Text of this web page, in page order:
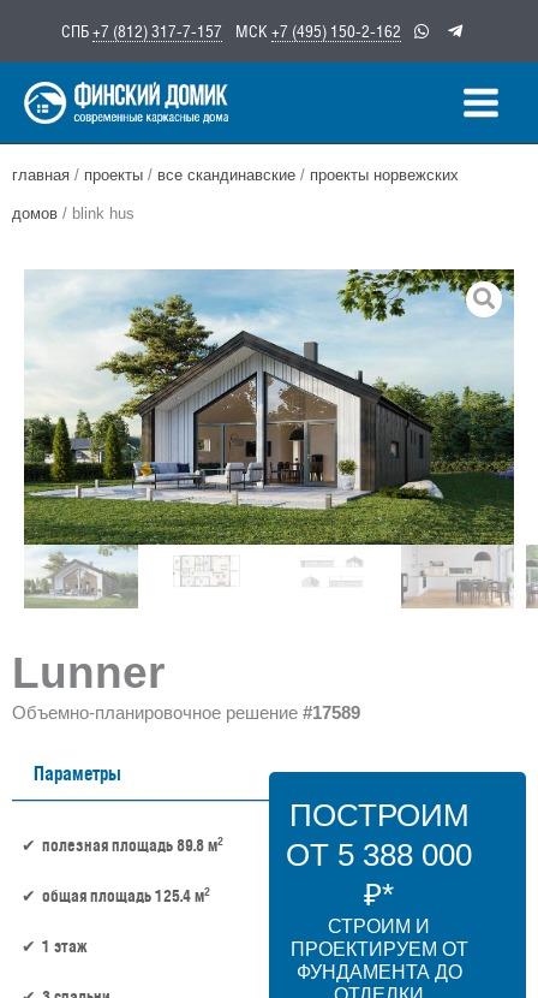
содержимому
СПБ+7 (812) 317-7-157 МСК +7 (495) 150-2-162
главная / проекты / все скандинавские / проекты норвежских
домов / blink hus
Lunner
Объемно-планировочное решение #17589
Параметры
полезная площадь 89.8 м2
общая площадь 125.4 м2
1 этаж
ПОСТРОИМ
ОТ 5 388 000
₽*
СТРОИМ И
ПРОЕКТИРУЕМ ОТ
ФУНДАМЕНТА ДО